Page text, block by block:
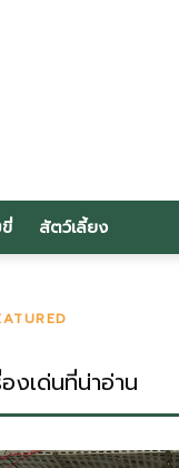
สัตว์เลี้ยง
องเด่นที่น่าอ่าน